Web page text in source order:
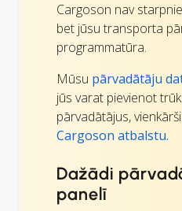
Cargoson nav
bet jūsu transporta
programmatūra.
Mūsu pārvadātāju
jūs varat pievienot
pārvadātājus,
Cargoson atbalstu.
Dažādi
panelī